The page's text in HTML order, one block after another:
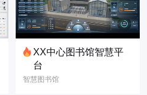
数据可视化
智慧园区
XX中心图书馆智慧平
台
智慧图书馆